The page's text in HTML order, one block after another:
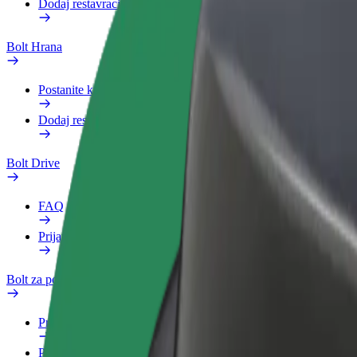
Dodaj restavracijo ali trgovino
Bolt Hrana
Postanite kurir
Dodaj restavracijo ali trgovino
Bolt Drive
FAQ
Prijavi vozilo
Bolt za podjetja
Prednosti
Poslovni profil